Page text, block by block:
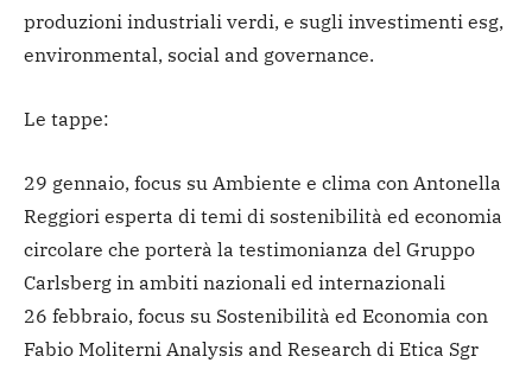
produzioni industriali verdi, e sugli investimenti esg,
environmental, social and governance.
Le tappe:
29 gennaio, focus su Ambiente e clima con Antonella
Reggiori esperta di temi di sostenibilità ed economia
circolare che porterà la testimonianza del Gruppo
Carlsberg in ambiti nazionali ed internazionali
26 febbraio, focus su Sostenibilità ed Economia con
Fabio Moliterni Analysis and Research di Etica Sgr